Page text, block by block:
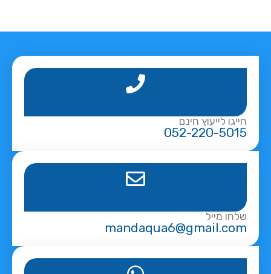
חייגו לייעוץ חינם
052-220-5015
שלחו מייל
mandaqua6@gmail.com